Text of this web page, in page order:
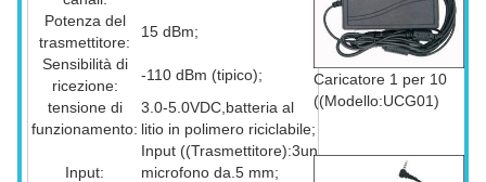
Potenza del
trasmettitore:
15 dBm;
Sensibilità di
ricezione:
-110 dBm (tipico);
tensione di
funzionamento:
3.0-5.0VDC,batteria al
litio in polimero riciclabile;
Input:
Input ((Trasmettitore):3un
microfono da.5 mm;
Caricatore 1 per 10
((Modello:UCG01)